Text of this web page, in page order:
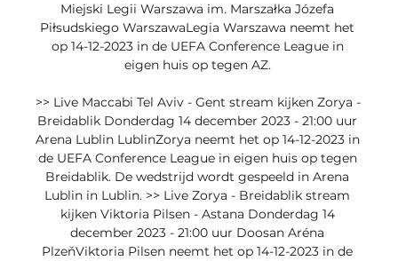
Miejski Legii Warszawa im. Marszałka Józefa
Piłsudskiego WarszawaLegia Warszawa neemt het
op 14-12-2023 in de UEFA Conference League in
eigen huis op tegen AZ.
>> Live Maccabi Tel Aviv - Gent stream kijken Zorya -
Breidablik Donderdag 14 december 2023 - 21:00 uur
Arena Lublin LublinZorya neemt het op 14-12-2023 in
de UEFA Conference League in eigen huis op tegen
Breidablik. De wedstrijd wordt gespeeld in Arena
Lublin in Lublin. >> Live Zorya - Breidablik stream
kijken Viktoria Pilsen - Astana Donderdag 14
december 2023 - 21:00 uur Doosan Aréna
PlzeňViktoria Pilsen neemt het op 14-12-2023 in de